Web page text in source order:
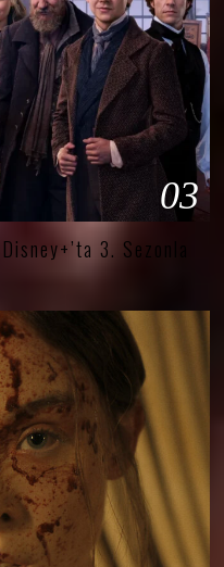
03
3. Sezonla